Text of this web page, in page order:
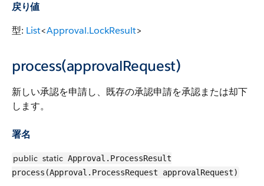
戻り値
型: List<Approval.LockResult>
process(approvalRequest)
新しい承認を申請し、既存の承認申請を承認または却下
します。
署名
public static Approval.ProcessResult
process(Approval.ProcessRequest approvalRequest)